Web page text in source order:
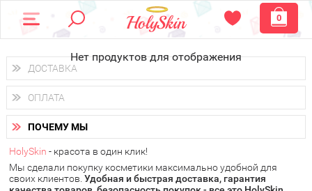
0
Нет продуктов для отображения
ДОСТАВКА
Доставка осуществляетсяпо всем городам России.
Вы можете выбрать доставку курьером, Почтой России или
получить заказ в пунктах выдачи PickPoint или пункте
самовывоза.
В 20 городах России доставка осуществляется ужена
следующий день.
у Вас всегда есть возможность получитьбесплатную
доставку от HolySkin.
ОПЛАТА
Вы можете оплатить свой заказ любым удобным способом:
наличными деньгами (
через интернет-банк (Альфа-банк, Сбербанк) и другими
электронными способами.
ПОЧЕМУ МЫ
HolySkin - красота в один клик!
Мы сделали покупку косметики максимально удобной для
своих клиентов. Удобная и быстрая доставка, гарантия